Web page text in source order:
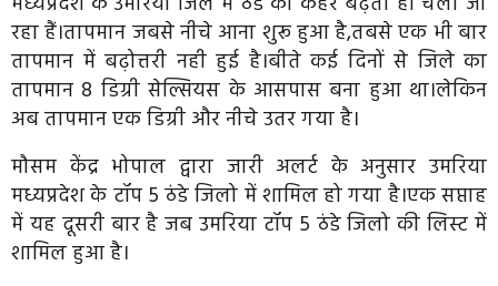
रहा हैं।तापमान जबसे नीचे आना शुरू हुआ है,तबसे एक भी बार
तापमान में बढ़ोत्तरी नही हुई है।बीते कई दिनों से जिले का
तापमान 8 डिग्री सेल्सियस के आसपास बना हुआ था।लेकिन
अब तापमान एक डिग्री और नीचे उतर गया है।
मौसम केंद्र भोपाल द्वारा जारी अलर्ट के अनुसार उमरिया
मध्यप्रदेश के टॉप 5 ठंडे जिलो में शामिल हो गया है।एक सप्ताह
में यह दूसरी बार है जब उमरिया टॉप 5 ठंडे जिलो की लिस्ट में
शामिल हुआ है।